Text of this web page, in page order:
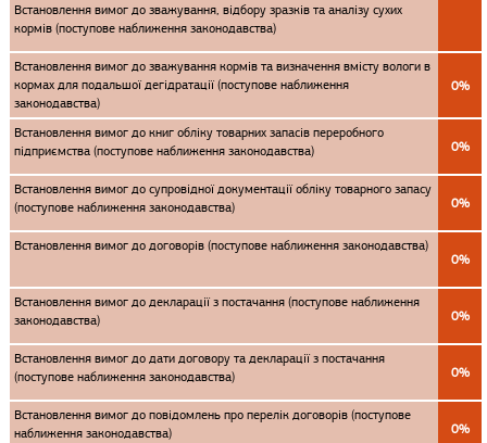
Встановлення вимог до зважування, відбору зразків та аналізу сухих
кормів (поступове наближення законодавства)
Встановлення вимог до зважування кормів та визначення вмісту вологи в
кормах для подальшої дегідратації (поступове наближення
законодавства)
0%
Встановлення вимог до книг обліку товарних запасів переробного
підприємства (поступове наближення законодавства)
0%
Встановлення вимог до супровідної документації обліку товарного запасу
(поступове наближення законодавства)
0%
Встановлення вимог до договорів (поступове наближення законодавства)
0%
Встановлення вимог до декларації з постачання (поступове наближення
законодавства)
0%
Встановлення вимог до дати договору та декларації з постачання
(поступове наближення законодавства)
0%
Встановлення вимог до повідомлень про перелік договорів (поступове
наближення законодавства)
0%